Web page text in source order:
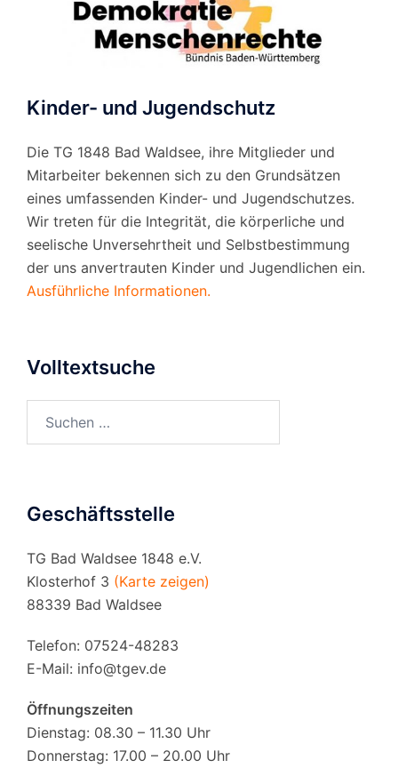
Kinder- und Jugendschutz
Die TG 1848 Bad Waldsee, ihre Mitglieder und
Mitarbeiter bekennen sich zu den Grundsätzen
eines umfassenden Kinder- und Jugendschutzes.
Wir treten für die Integrität, die körperliche und
seelische Unversehrtheit und Selbstbestimmung
der uns anvertrauten Kinder und Jugendlichen ein.
Ausführliche Informationen.
Volltextsuche
nach:
Geschäftsstelle
TG Bad Waldsee 1848 e.V.
Klosterhof 3 (Karte zeigen)
88339 Bad Waldsee
Telefon: 07524-48283
E-Mail: info@tgev.de
Öffnungszeiten
Dienstag: 08.30 – 11.30 Uhr
Donnerstag: 17.00 – 20.00 Uhr